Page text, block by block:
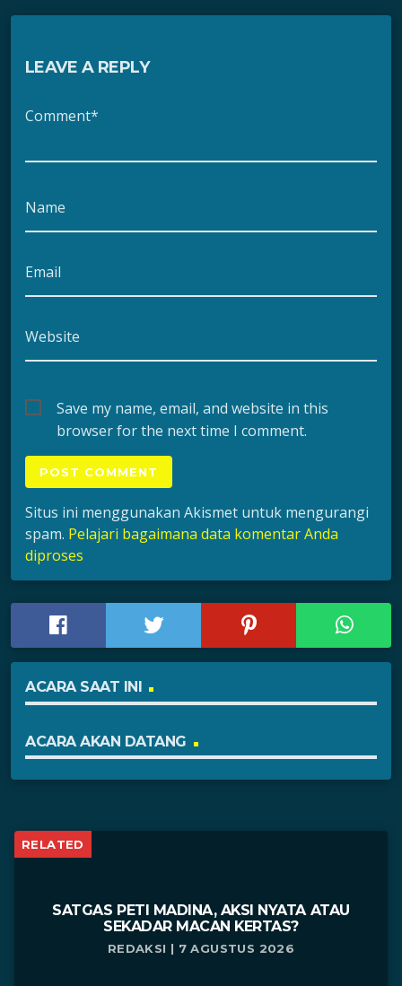
LEAVE A REPLY
Comment*
Name
Email
Website
Save my name, email, and website in this
browser for the next time I comment.
Situs ini menggunakan Akismet untuk mengurangi
spam. Pelajari bagaimana data komentar Anda
diproses
ACARA SAAT INI
ACARA AKAN DATANG
RELATED
SATGAS PETI MADINA, AKSI NYATA ATAU
SEKADAR MACAN KERTAS?
REDAKSI | 7 AGUSTUS 2026